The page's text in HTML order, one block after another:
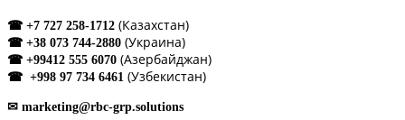
☎ +7 727 258-1712 (Казахстан)
☎ +38 073 744-2880 (Украина)
☎ +99412 555 6070 (Азербайджан)
☎ +998 97 734 6461 (Узбекистан)
✉ marketing@rbc-grp.solutions